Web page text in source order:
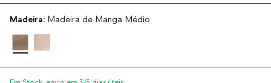
Madeira: Madeira de Manga Médio